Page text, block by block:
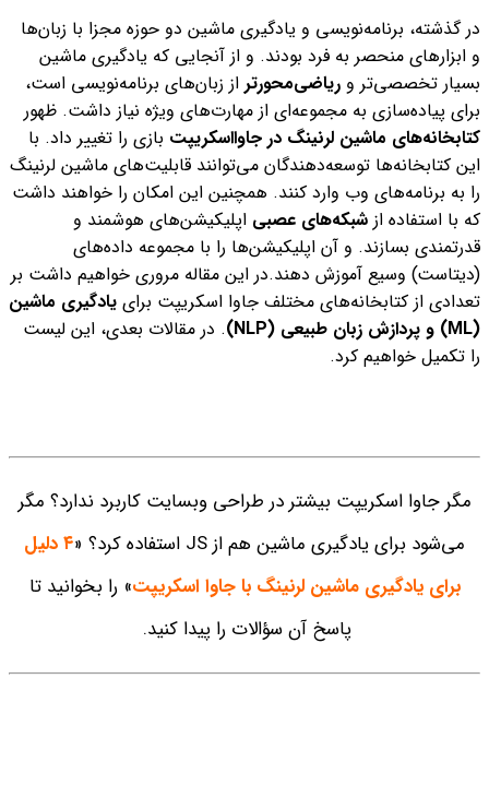
در گذشته، ‌برنامه‌نویسی و یادگیری ماشین دو حوزه مجزا با زبان‌ها
و ابزارهای منحصر به فرد بودند. و از آنجایی که یادگیری ماشین
بسیار تخصصی‌تر و ریاضی‌محورتر از زبان‌های برنامه‌نویسی است،
برای پیاده‌سازی به مجموعه‌ای از مهارت‌های ویژه نیاز داشت. ظهور
کتابخانه‌های ماشین لرنینگ در جاوااسکریپت بازی را تغییر داد. با
این کتابخانه‌ها توسعه‌دهندگان می‌توانند قابلیت‌های ماشین لرنینگ
را به برنامه‌های وب وارد کنند. همچنین این امکان را خواهند داشت
که با استفاده از شبکه‌های عصبی اپلیکیشن‌های هوشمند و
قدرتمندی بسازند. و آن اپلیکیشن‌ها را با مجموعه داده‌های
(دیتاست) وسیع آموزش دهند.در این مقاله مروری خواهیم داشت بر
تعدادی از کتابخانه‌های مختلف جاوا اسکریپت برای یادگیری ماشین
(ML) و پردازش زبان طبیعی (NLP)
. در مقالات بعدی، این لیست
را تکمیل خواهیم کرد.
مگر جاوا اسکریپت بیشتر در طراحی وبسایت کاربرد ندارد؟ مگر
می‌شود برای یادگیری ماشین هم از JS استفاده کرد؟ «
۴ دلیل
برای یادگیری ماشین لرنینگ با جاوا اسکریپت» را بخوانید تا
پاسخ آن سؤالات را پیدا کنید.